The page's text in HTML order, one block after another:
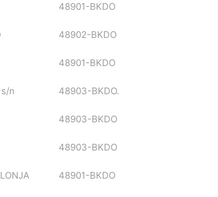
48901-BKDO
48902-BKDO
48901-BKDO
n 48903-BKDO.
48903-BKDO
48903-BKDO
48901-BKDO